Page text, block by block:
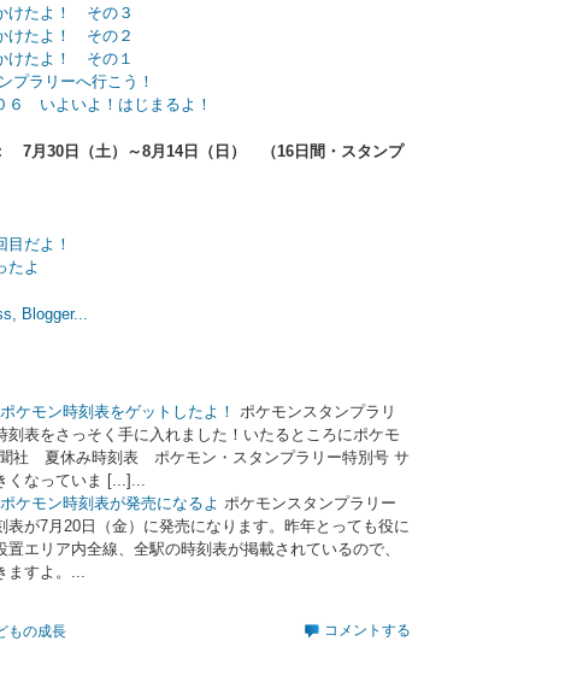
けたよ！ その３
けたよ！ その２
けたよ！ その１
プラリーへ行こう！
６ いよいよ！はじまるよ！
7月30日（土）～8月14日（日） （16日間・スタンプ
だよ！
たよ
ケモン時刻表をゲットしたよ！
ポケモンスタンプラリ
刻表をさっそく手に入れました！いたるところにポケモ
社 夏休み時刻表 ポケモン・スタンプラリー特別号 サ
くなっていま [...]...
ケモン時刻表が発売になるよ ポケモンスタンプラリー
が7月20日（金）に発売になります。昨年とっても役に
エリア内全線、全駅の時刻表が掲載されているので、
ますよ。...
もの成長 コメントする